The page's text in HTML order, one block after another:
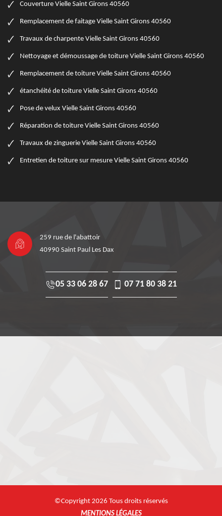
Couverture Vielle Saint Girons 40560
Remplacement de faitage Vielle Saint Girons 40560
Travaux de charpente Vielle Saint Girons 40560
Nettoyage et démoussage de toiture Vielle Saint Girons 40560
Remplacement de toiture Vielle Saint Girons 40560
étanchéité de toiture Vielle Saint Girons 40560
Pose de velux Vielle Saint Girons 40560
Réparation de toiture Vielle Saint Girons 40560
Travaux de zinguerie Vielle Saint Girons 40560
Entretien de toiture sur mesure Vielle Saint Girons 40560
259 rue de l'abattoir
40990 Saint Paul Les Dax
05 33 06 28 67 07 71 80 38 21
©Copyright 2026 Tous droits réservés
MENTIONS LÉGALES